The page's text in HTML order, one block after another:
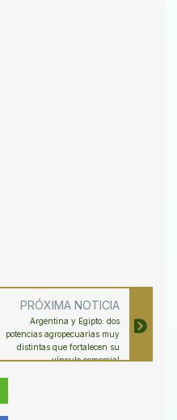
PRÓXIMA NOTICIA
Argentina y Egipto: dos
potencias agropecuarias muy
distintas que fortalecen su
vínculo comercial